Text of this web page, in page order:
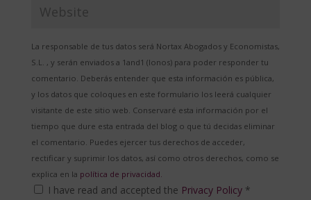
La responsable de tus datos será Nortax Abogados y Economistas,
S.L. , y serán enviados a 1and1 (Ionos) para poder responder tu
comentario. Deberás entender que esta información es pública,
y los datos que coloques en este formulario los leerá cualquier
visitante de este sitio web. Conservaré esta información por el
tiempo que dure esta entrada del blog o que tú decidas eliminar
el comentario. Puedes ejercer tus derechos de acceder,
rectificar y suprimir los datos, así como otros derechos, como se
explica en la política de privacidad.
I have read and accepted the Privacy Policy *